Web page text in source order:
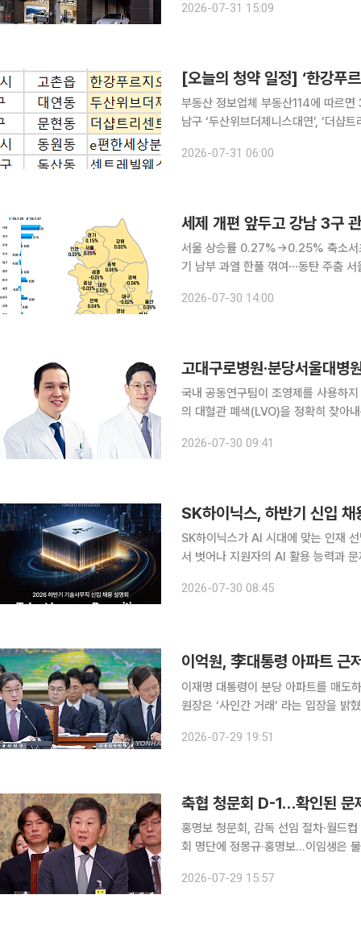
(약 90평) 규모로 최대 4대의 차량을
2026-07-31 15:09
[오늘의 청약 일정] ‘한강푸
부동산 정보업체 부동산114에 따르면
남구 ‘두산위브더제니스대연’, ‘더샵트리센트’ 등
(청년안심주택)’은 계약을 시작한다.
2026-07-31 06:00
세제 개편 앞두고 강남 3구
서울 상승률 0.27%→0.25% 축소서
기 남부 과열 한풀 꺾여⋯동탄 주춤 서울 아파트값 상승세가 2주 연속 둔화했다. 대출 규제와 세제
으로 대출 한도 축소 여파가 작은 중
2026-07-30 14:00
국내 공동연구팀이 조영제를 사용하
의 대혈관 폐색(LVO)을 정확히 찾아내는 AI 기
엘케이 류위선 전무로 구성됐다. 연구
2026-07-30 09:41
SK하이닉스, 하반기 신입
SK하이닉스가 AI 시대에 맞는 인재
서 벗어나 지원자의 AI 활용 능력과
다고 30일 밝혔다. 모집 분야는 설계,
2026-07-30 08:45
이억원, 李대통령 아파트 근
이재명 대통령이 분당 아파트를 매도
원장은 ‘사인간 거래’ 라는 입장을 밝혔다. 29일 이 위원장은 국회 정무위원회 업무보고
2026-07-29 19:51
축협 청문회 D-1…확인된 문
홍명보 청문회, 감독 선임 절차·월드
회 명단에 정몽규·홍명보…이임생은 불출석 정몽규 전 대한축구협회장과 홍명보 전
요. 그사이 상황은 크게 달라졌습니
2026-07-29 15:57